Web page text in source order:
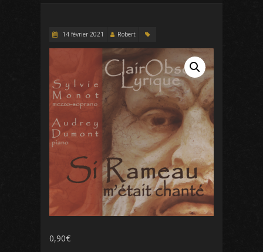
14 février 2021 Robert
0,90€